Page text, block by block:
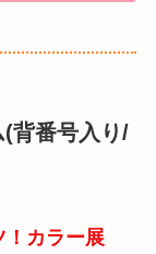
背番号入り/
！カラー展